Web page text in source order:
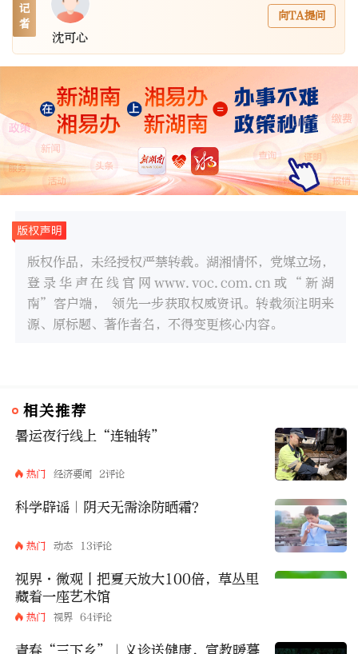
记
者
沈可心
向TA提问
版权作品，未经授权严禁转载。湖湘情怀，党媒立场，
登录华声在线官网www.voc.com.cn或“新湖
南”客户端， 领先一步获取权威资讯。转载须注明来
源、原标题、著作者名，不得变更核心内容。
相关推荐
暑运夜行线上“连轴转”
热门 经济要闻 2评论
科学辟谣｜阴天无需涂防晒霜？
热门 动态 13评论
视界·微观丨把夏天放大100倍，草丛里
藏着一座艺术馆
热门 视界 64评论